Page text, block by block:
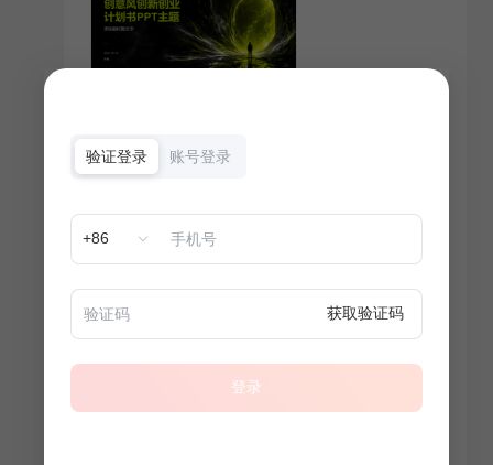
验证登录 账号登录
+86
获取验证码
登录